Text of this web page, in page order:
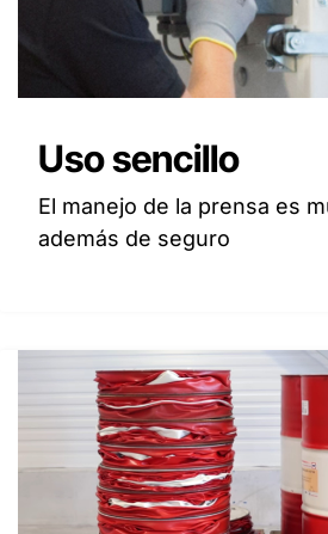
Uso sencillo
El manejo de la prensa es
además de seguro